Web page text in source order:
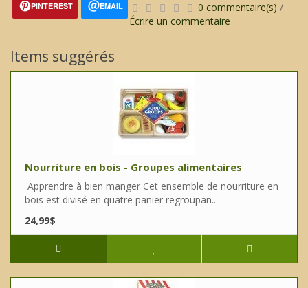
PINTEREST EMAIL 0 commentaire(s) /
Écrire un commentaire
Items suggérés
Nourriture en bois - Groupes alimentaires
Apprendre à bien manger Cet ensemble de nourriture en
bois est divisé en quatre panier regroupan..
24,99$